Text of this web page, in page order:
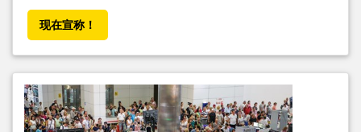
现在宣称！